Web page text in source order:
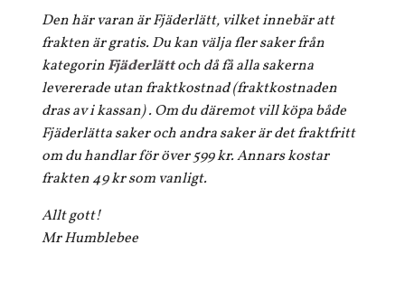
Den här varan är Fjäderlätt, vilket innebär att
frakten är gratis. Du kan välja fler saker från
kategorinFjäderlättoch då få alla sakerna
levererade utan fraktkostnad (fraktkostnaden
dras av i kassan) . Om du däremot vill köpa både
Fjäderlätta saker och andra saker är det fraktfritt
om du handlar för över 599 kr. Annars kostar
frakten 49 kr som vanligt.
Allt gott!
Mr Humblebee